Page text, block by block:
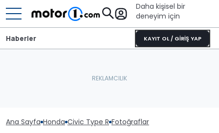
Daha kişisel bir
deneyim için
KAYIT OL / GİRİŞ YAP
Haberler
Ana Sayfa Honda Civic Type R Fotoğraflar